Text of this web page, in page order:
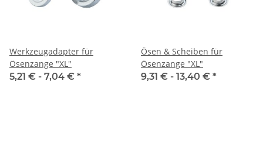
Werkzeugadapter für
Ösenzange "XL"
5,21 € - 7,04 € *
Ösen & Scheiben für
Ösenzange "XL"
9,31 € - 13,40 € *